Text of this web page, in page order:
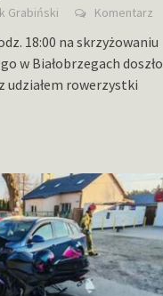
Grabiński Komentarz
18:00 na skrzyżowaniu
w Białobrzegach doszło
udziałem rowerzystki